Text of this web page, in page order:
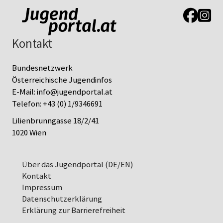
Link zur
Link
Kontakt
Bundesnetzwerk
Österreichische Jugendinfos
E-Mail:info@jugendportal.at
Telefon:+43 (0) 1/9346691
Lilienbrunngasse 18/2/41
1020 Wien
Über das Jugendportal (DE/EN)
Kontakt
Impressum
Datenschutz­erklärung
Erklärung zur Barrierefreiheit